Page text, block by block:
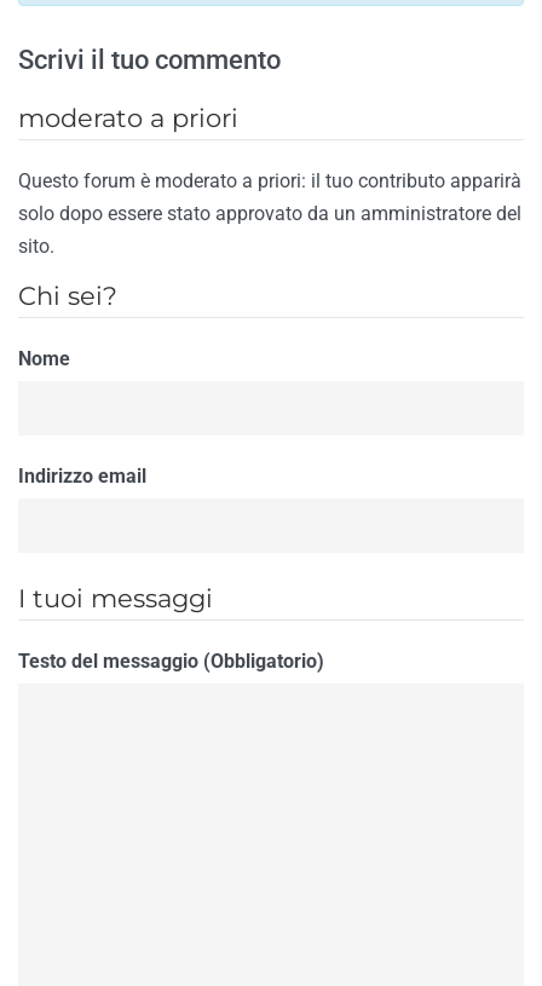
Scrivi il tuo commento
moderato a priori
Questo forum è moderato a priori: il tuo contributo apparirà
solo dopo essere stato approvato da un amministratore del
sito.
Chi sei?
Nome
Indirizzo email
I tuoi messaggi
Testo del messaggio (Obbligatorio)